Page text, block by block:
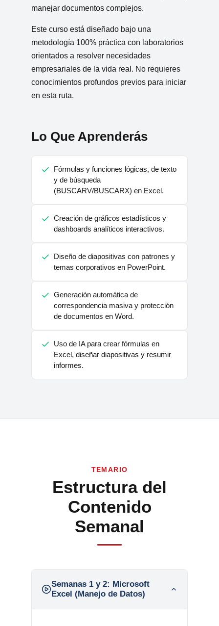
manejar documentos complejos.
Este curso está diseñado bajo una
metodología 100% práctica con laboratorios
orientados a resolver necesidades
empresariales de la vida real. No requieres
conocimientos profundos previos para iniciar
en esta ruta.
Lo Que Aprenderás
Fórmulas y funciones lógicas, de texto
y de búsqueda
(BUSCARV/BUSCARX) en Excel.
Creación de gráficos estadísticos y
dashboards analíticos interactivos.
Diseño de diapositivas con patrones y
temas corporativos en PowerPoint.
Generación automática de
correspondencia masiva y protección
de documentos en Word.
Uso de IA para crear fórmulas en
Excel, diseñar diapositivas y resumir
informes.
TEMARIO
Estructura del
Contenido
Semanal
Semanas 1 y 2: Microsoft
Excel (Manejo de Datos)